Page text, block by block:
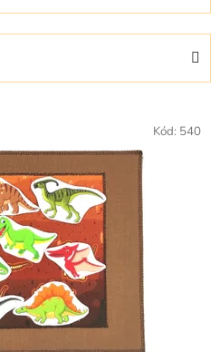
Kód: 540